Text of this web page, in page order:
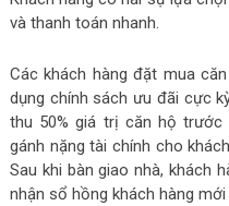
và thanh toán nhanh.
Các khách hàng đặt mua
dụng chính sách ưu đãi cực
thu 50% giá trị căn hộ
gánh nặng tài chính cho
Sau khi bàn giao nhà, khách
nhận sổ hồng khách hàng